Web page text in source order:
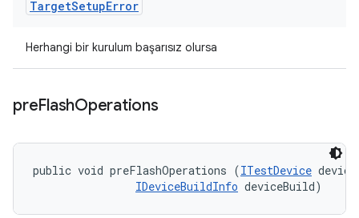
TargetSetupError
Herhangi bir kurulum başarısız olursa
preFlashOperations
public void preFlashOperations (ITestDevice
IDeviceBuildInfo deviceBuild)